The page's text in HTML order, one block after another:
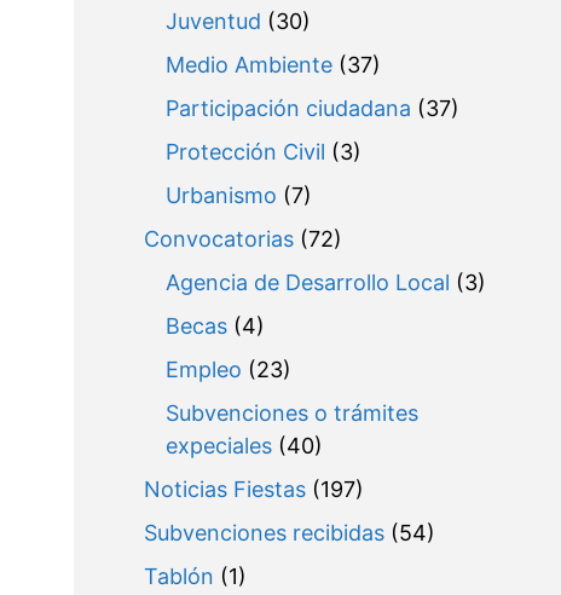
Juventud (30)
Medio Ambiente(37)
Participación ciudadana (37)
Protección Civil (3)
Urbanismo (7)
Convocatorias(72)
Agencia de Desarrollo Local (3)
Becas(4)
Empleo (23)
Subvenciones o trámites
expeciales(40)
Noticias Fiestas(197)
Subvenciones recibidas(54)
Tablón (1)